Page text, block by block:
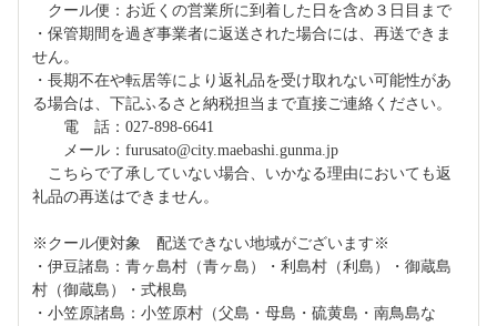
クール便：お近くの営業所に到着した日を含め３日目まで
・保管期間を過ぎ事業者に返送された場合には、再送できま
せん。
・長期不在や転居等により返礼品を受け取れない可能性があ
る場合は、下記ふるさと納税担当まで直接ご連絡ください。
電 話：027-898-6641
メール：furusato@city.maebashi.gunma.jp
こちらで了承していない場合、いかなる理由においても返
礼品の再送はできません。
※クール便対象 配送できない地域がございます※
・伊豆諸島：青ヶ島村（青ヶ島）・利島村（利島）・御蔵島
村（御蔵島）・式根島
・小笠原諸島：小笠原村（父島・母島・硫黄島・南鳥島な